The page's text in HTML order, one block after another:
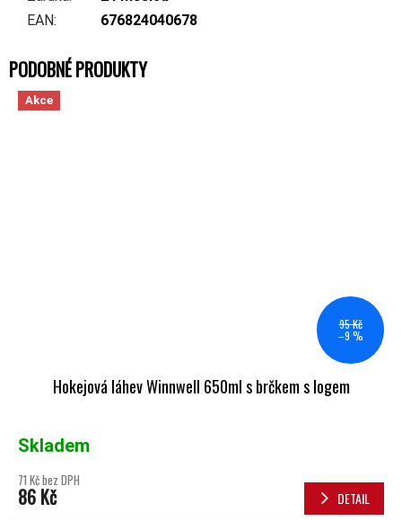
EAN: 676824040678
Akce
95 Kč
–9 %
Hokejová láhev Winnwell 650ml s brčkem s logem
Skladem
71 Kč bez DPH
86 Kč DETAIL